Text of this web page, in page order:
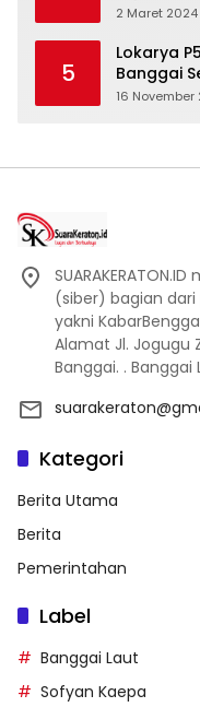
Bakal di
2 Maret 2024
5
Lokarya
Banggai
16 November
(siber) bagian
yakni
Alamat Jl. Jogugu
Banggai. . Banggai
Kategori
Berita Utama
Berita
Pemerintahan
Label
Banggai Laut
Sofyan Kaepa